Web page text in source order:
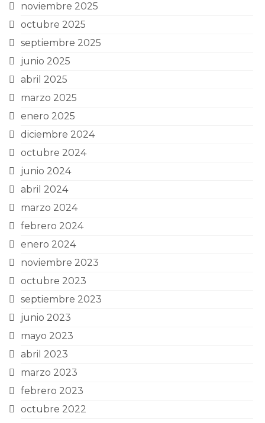
noviembre 2025
octubre 2025
septiembre 2025
junio 2025
abril 2025
marzo 2025
enero 2025
diciembre 2024
octubre 2024
junio 2024
abril 2024
marzo 2024
febrero 2024
enero 2024
noviembre 2023
octubre 2023
septiembre 2023
junio 2023
mayo 2023
abril 2023
marzo 2023
febrero 2023
octubre 2022